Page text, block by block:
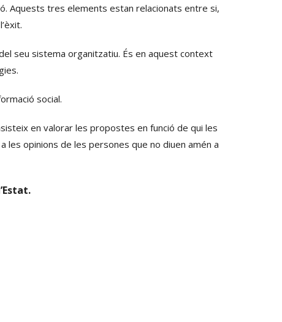
Aquests tres elements estan relacionats entre si,
seu sistema organitzatiu. És en aquest context
social.
en valorar les propostes en funció de qui les
opinions de les persones que no diuen amén a